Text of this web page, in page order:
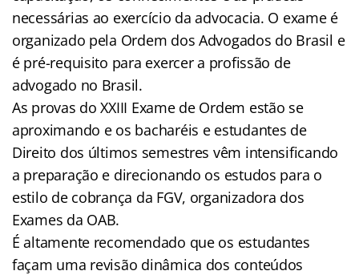
necessárias ao exercício da advocacia. O exame é
organizado pela Ordem dos Advogados do Brasil e
é pré-requisito para exercer a profissão de
advogado no Brasil.
As provas do XXIII Exame de Ordem estão se
aproximando e os bacharéis e estudantes de
Direito dos últimos semestres vêm intensificando
a preparação e direcionando os estudos para o
estilo de cobrança da FGV, organizadora dos
Exames da OAB.
É altamente recomendado que os estudantes
façam uma revisão dinâmica dos conteúdos